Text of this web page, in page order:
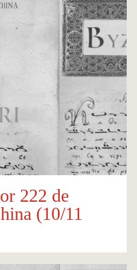
222 de
(10/11